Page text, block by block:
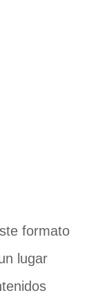
formato
lugar